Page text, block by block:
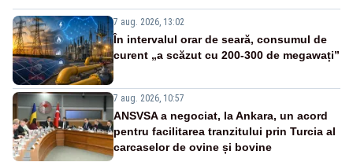
7 aug. 2026, 13:02
În intervalul orar de seară, consumul de
curent „a scăzut cu 200-300 de megawați”
7 aug. 2026, 10:57
ANSVSA a negociat, la Ankara, un acord
pentru facilitarea tranzitului prin Turcia al
carcaselor de ovine și bovine